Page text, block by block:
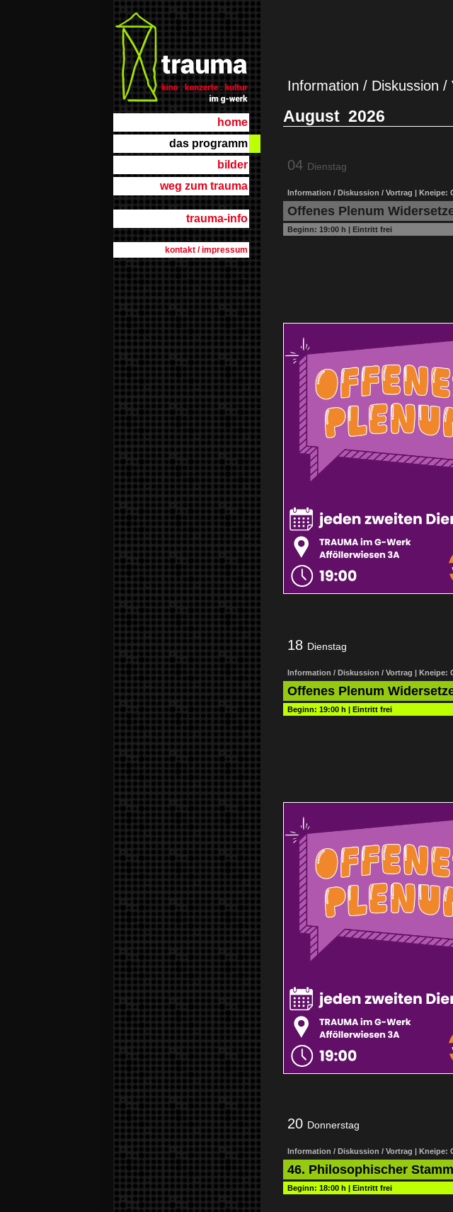
home
das programm
bilder
weg zum trauma
trauma-info
kontakt / impressum
Information / Diskussion /
August 2026
04 Dienstag
Information / Diskussion / Vortrag | Kneipe:
Offenes Plenum
Beginn: 19:00 h | Eintritt frei
18 Dienstag
Information / Diskussion / Vortrag | Kneipe:
Offenes Plenum
Beginn: 19:00 h | Eintritt frei
20 Donnerstag
Information / Diskussion / Vortrag | Kneipe:
46. Philosophischer
Beginn: 18:00 h | Eintritt frei